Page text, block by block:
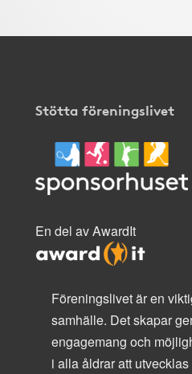
Stötta föreningslivet
En del av AwardIt
Föreningslivet är en
samhälle. Det skapar
engagemang och
i alla åldrar att